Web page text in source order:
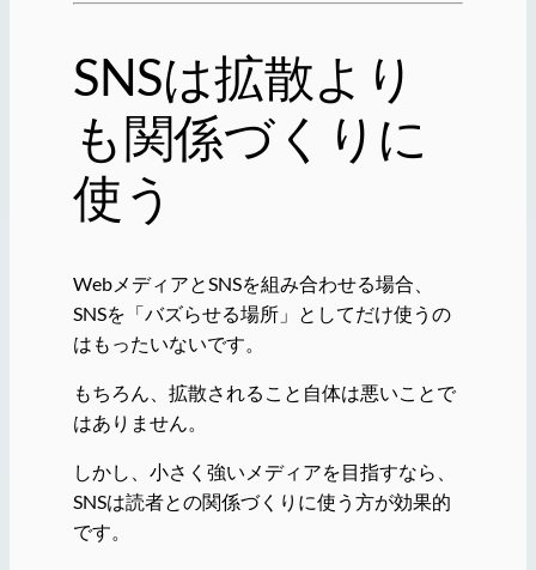
SNSは拡散より
も関係づくりに
使う
WebメディアとSNSを組み合わせる場合、
SNSを「バズらせる場所」としてだけ使うの
はもったいないです。
もちろん、拡散されること自体は悪いことで
はありません。
しかし、小さく強いメディアを目指すなら、
SNSは読者との関係づくりに使う方が効果的
です。